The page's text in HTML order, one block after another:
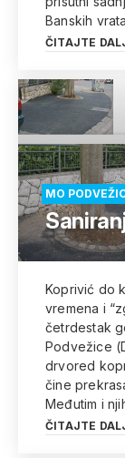
Banskih
ČITAJTE
MO
Koprivić do
vremena i
četrdestak
Podvežice
drvored
čine
Međutim i
ČITAJTE